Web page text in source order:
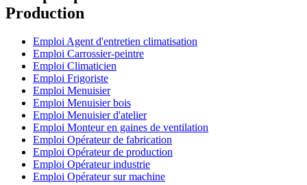
Production
Emploi Agent d'entretien climatisation
Emploi Carrossier-peintre
Emploi Climaticien
Emploi Frigoriste
Emploi Menuisier
Emploi Menuisier bois
Emploi Menuisier d'atelier
Emploi Monteur en gaines de ventilation
Emploi Opérateur de fabrication
Emploi Opérateur de production
Emploi Opérateur industrie
Emploi Opérateur sur machine